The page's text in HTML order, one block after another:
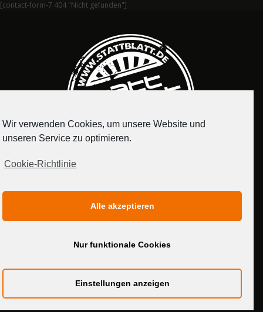
[contact-form-7 404 "Nicht gefunden"]
MEDIADATEN
Wir verwenden Cookies, um unsere Website und
unseren Service zu optimieren.
Cookie-Richtlinie
Alle akzeptieren
Nur funktionale Cookies
Einstellungen anzeigen